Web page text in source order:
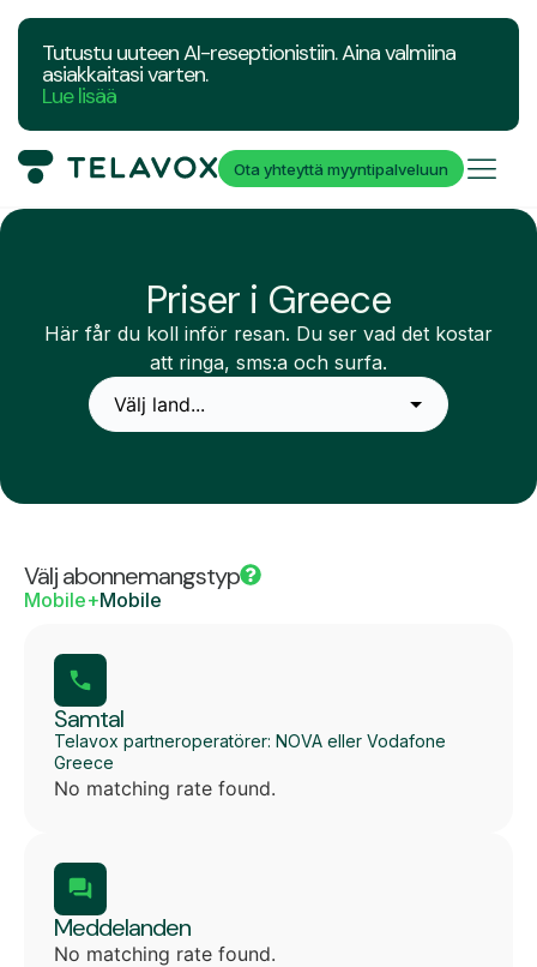
Tutustu uuteen AI-reseptionistiin. Aina valmiina
asiakkaitasi varten.
Lue lisää
Ota yhteyttä myyntipalveluun
Priser i Greece
Här får du koll inför resan. Du ser vad det kostar
att ringa, sms:a och surfa.
Välj abonnemangstyp
Mobile+Mobile
Samtal
Telavox partneroperatörer: NOVA eller Vodafone
Greece
No matching rate found.
Meddelanden
No matching rate found.